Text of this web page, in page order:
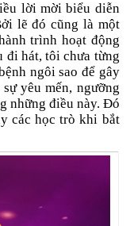
lời mời biểu diễn
lẽ đó cũng là một
trình hoạt động
đi hát, tôi chưa từng
ngôi sao để gây
yêu mến, ngưỡng
những điều này. Đó
các học trò khi bắt